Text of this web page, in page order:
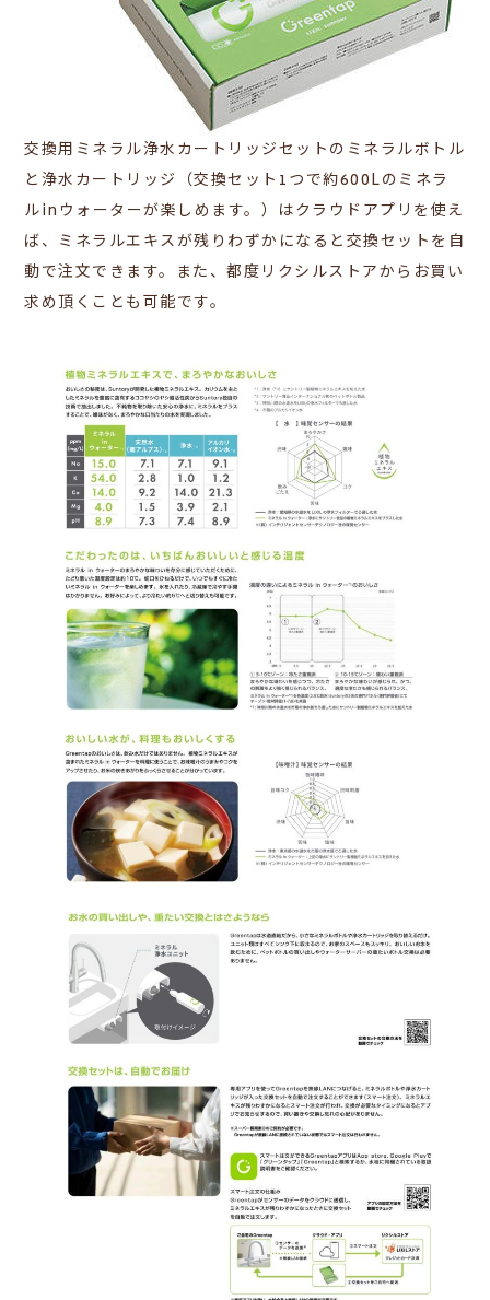
交換用ミネラル浄水カートリッジセットのミネラルボトル
と浄水カートリッジ（交換セット1つで約600Lのミネラ
ルinウォーターが楽しめます。）はクラウドアプリを使え
ば、ミネラルエキスが残りわずかになると交換セットを自
動で注文できます。また、都度リクシルストアからお買い
求め頂くことも可能です。